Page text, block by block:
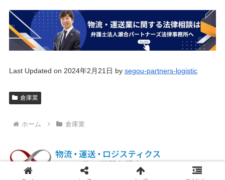
Last Updated on 2024年2月21日 bysegou-partners-logistic
倉庫業
ホーム 倉庫業